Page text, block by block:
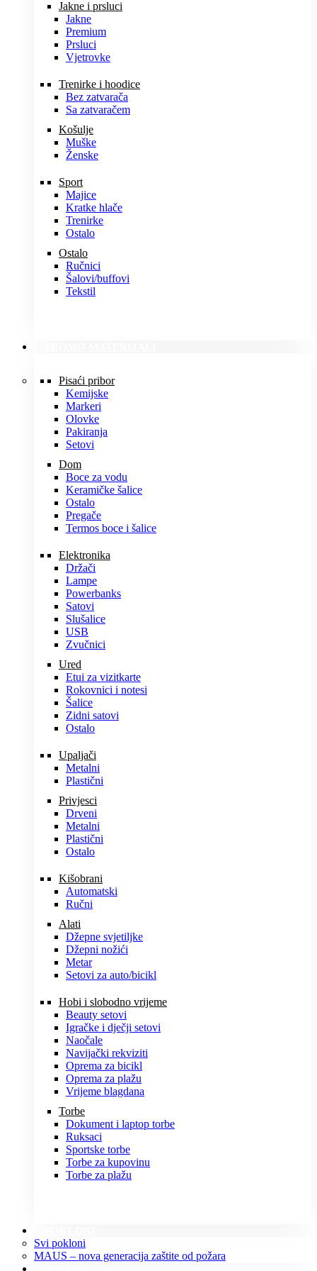
Jakne i prsluci
Jakne
Premium
Prsluci
Vjetrovke
Trenirke i hoodice
Bez zatvarača
Sa zatvaračem
Košulje
Muške
Ženske
Sport
Majice
Kratke hlače
Trenirke
Ostalo
Ostalo
Ručnici
Šalovi/buffovi
Tekstil
Pisaći pribor
Kemijske
Markeri
Olovke
Pakiranja
Setovi
Dom
Boce za vodu
Keramičke šalice
Ostalo
Pregače
Termos boce i šalice
Elektronika
Držači
Lampe
Powerbanks
Satovi
Slušalice
USB
Zvučnici
Ured
Etui za vizitkarte
Rokovnici i notesi
Šalice
Zidni satovi
Ostalo
Upaljači
Metalni
Plastični
Privjesci
Drveni
Metalni
Plastični
Ostalo
Kišobrani
Automatski
Ručni
Alati
Džepne svjetiljke
Džepni nožići
Metar
Setovi za auto/bicikl
Hobi i slobodno vrijeme
Beauty setovi
Igračke i dječji setovi
Naočale
Navijački rekviziti
Oprema za bicikl
Oprema za plažu
Vrijeme blagdana
Torbe
Dokument i laptop torbe
Ruksaci
Sportske torbe
Torbe za kupovinu
Torbe za plažu
Svi pokloni
MAUS – nova generacija zaštite od požara